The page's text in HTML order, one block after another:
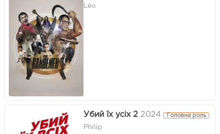
Léo
Убий їх усіх 2 2024 Головна роль
Philip